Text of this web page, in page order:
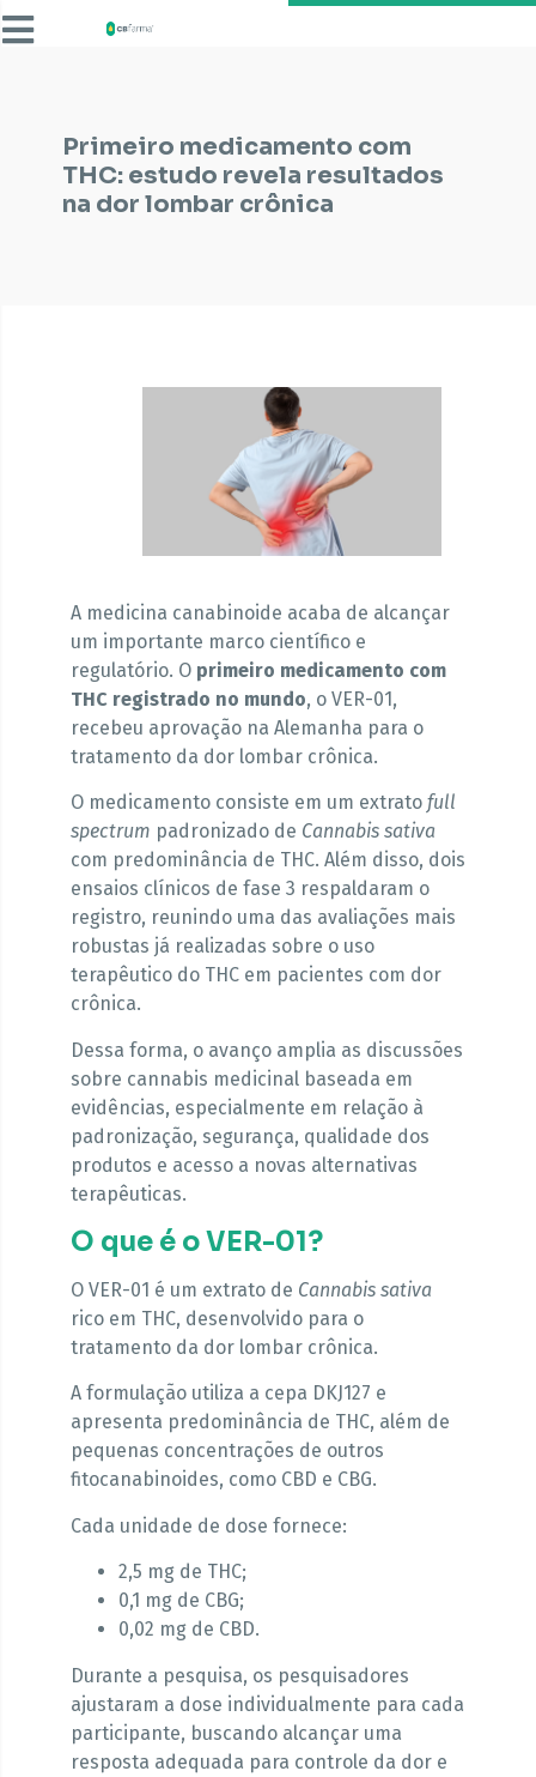
Primeiro medicamento com
THC: estudo revela resultados
na dor lombar crônica
A medicina canabinoide acaba de alcançar
um importante marco científico e
regulatório. O primeiro medicamento com
THC registrado no mundo, o VER-01,
recebeu aprovação na Alemanha para o
tratamento da dor lombar crônica.
O medicamento consiste em um extrato full
spectrum padronizado de Cannabis sativa
com predominância de THC. Além disso, dois
ensaios clínicos de fase 3 respaldaram o
registro, reunindo uma das avaliações mais
robustas já realizadas sobre o uso
terapêutico do THC em pacientes com dor
crônica.
Dessa forma, o avanço amplia as discussões
sobre cannabis medicinal baseada em
evidências, especialmente em relação à
padronização, segurança, qualidade dos
produtos e acesso a novas alternativas
terapêuticas.
O que é o VER-01?
O VER-01 é um extrato de Cannabis sativa
rico em THC, desenvolvido para o
tratamento da dor lombar crônica.
A formulação utiliza a cepa DKJ127 e
apresenta predominância de THC, além de
pequenas concentrações de outros
fitocanabinoides, como CBD e CBG.
Cada unidade de dose fornece:
2,5 mg de THC;
0,1 mg de CBG;
0,02 mg de CBD.
Durante a pesquisa, os pesquisadores
ajustaram a dose individualmente para cada
participante, buscando alcançar uma
resposta adequada para controle da dor e